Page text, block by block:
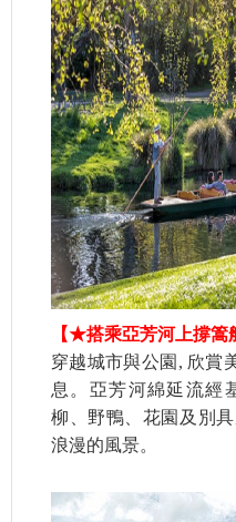
【★搭乘亞芳河上撐篙
穿越城市與公園, 欣賞
息。亞芳河綿延流經
柳、野鴨、花園及別
浪漫的風景。